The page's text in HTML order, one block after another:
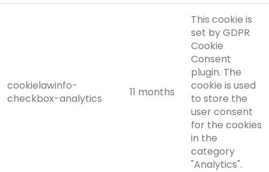
cookielawinfo-
checkbox-analytics
11 months
This cookie is
set by GDPR
Cookie
Consent
plugin. The
cookie is used
to store the
user consent
for the cookies
in the
category
"Analytics".